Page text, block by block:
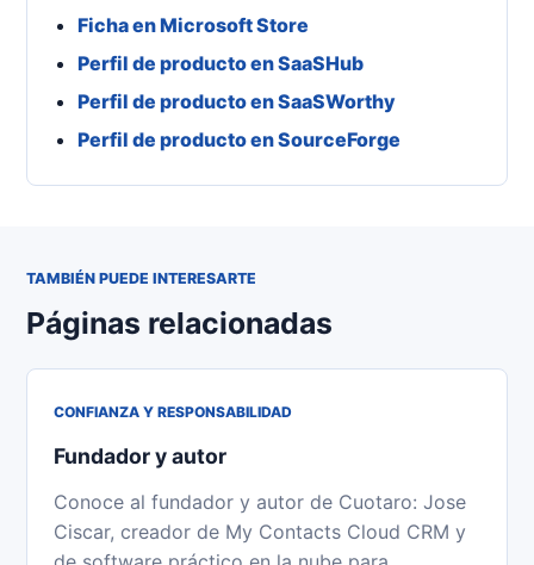
Ficha en Microsoft Store
Perfil de producto en SaaSHub
Perfil de producto en SaaSWorthy
Perfil de producto en SourceForge
TAMBIÉN PUEDE INTERESARTE
Páginas relacionadas
CONFIANZA Y RESPONSABILIDAD
Fundador y autor
Conoce al fundador y autor de Cuotaro: Jose
Ciscar, creador de My Contacts Cloud CRM y